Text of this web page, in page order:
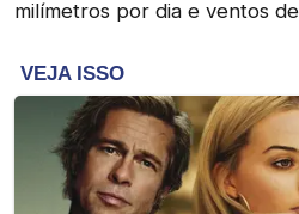
milímetros por dia e ventos